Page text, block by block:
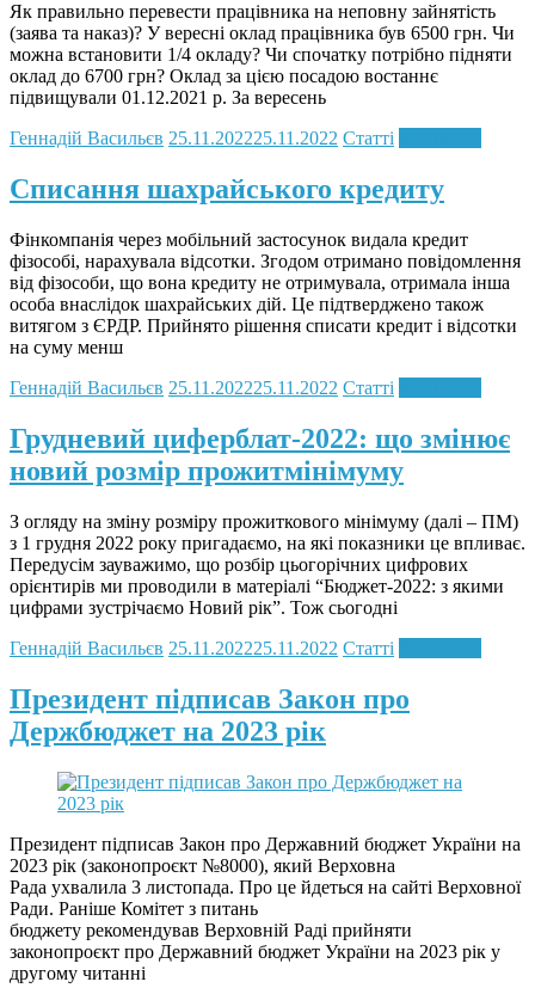
Як правильно перевести працівника на неповну зайнятість
(заява та наказ)? У вересні оклад працівника був 6500 грн. Чи
можна встановити 1/4 окладу? Чи cпочатку потрібно підняти
оклад до 6700 грн? Оклад за цією посадою востаннє
підвищували 01.12.2021 р. За вересень
Геннадій Васильєв 25.11.202225.11.2022 Статті
Списання шахрайського кредиту
Фінкомпанія через мобільний застосунок видала кредит
фізособі, нарахувала відсотки. Згодом отримано повідомлення
від фізособи, що вона кредиту не отримувала, отримала інша
особа внаслідок шахрайських дій. Це підтверджено також
витягом з ЄРДР. Прийнято рішення списати кредит і відсотки
на суму менш
Геннадій Васильєв 25.11.202225.11.2022 Статті
Грудневий циферблат-2022: що змінює
новий розмір прожитмінімуму
З огляду на зміну розміру прожиткового мінімуму (далі – ПМ)
з 1 грудня 2022 року пригадаємо, на які показники це впливає.
Передусім зауважимо, що розбір цьогорічних цифрових
орієнтирів ми проводили в матеріалі “Бюджет-2022: з якими
цифрами зустрічаємо Новий рік”. Тож сьогодні
Геннадій Васильєв 25.11.202225.11.2022 Статті
Президент підписав Закон про
Держбюджет на 2023 рік
Президент підписав Закон про Державний бюджет України на
2023 рік (законопроєкт №8000), який Верховна
Рада ухвалила 3 листопада. Про це йдеться на сайті Верховної
Ради. Раніше Комітет з питань
бюджету рекомендував Верховній Раді прийняти
законопроєкт про Державний бюджет України на 2023 рік у
другому читанні